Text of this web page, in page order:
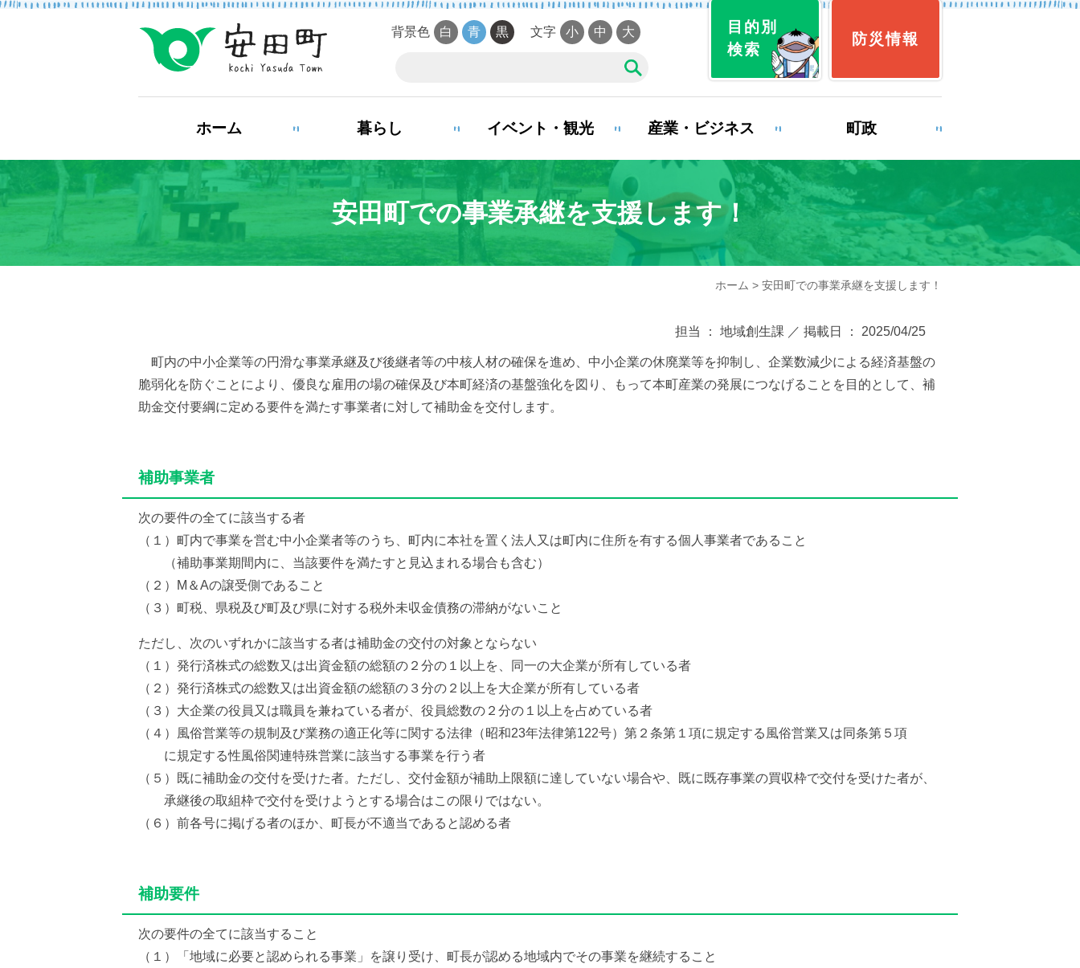
防災情報
目的別
検索
もしもの場合
防災・救急情報 夜間・休日診療案内
ライフステージ
結婚・離婚 妊娠・出産 子育て 学校教育 就職・退職
お悔やみ ゴミ出し
いろいろな検索
コンテンツ
町の概要
観光情報
背景色 白 青 黒 文字 小 中 大
ホーム 暮らし イベント・観光 産業・ビジネス 町政
安田町での事業承継を支援します！
ホーム > 安田町での事業承継を支援します！
担当 ： 地域創生課 ／ 掲載日 ： 2025/04/25
町内の中小企業等の円滑な事業承継及び後継者等の中核人材の確保を進め、中小企業の休廃業等を抑制し、企業数減少による経済基盤の
脆弱化を防ぐことにより、優良な雇用の場の確保及び本町経済の基盤強化を図り、もって本町産業の発展につなげることを目的として、補
助金交付要綱に定める要件を満たす事業者に対して補助金を交付します。
補助事業者
次の要件の全てに該当する者
（１）町内で事業を営む中小企業者等のうち、町内に本社を置く法人又は町内に住所を有する個人事業者であること
（補助事業期間内に、当該要件を満たすと見込まれる場合も含む）
（２）M＆Aの譲受側であること
（３）町税、県税及び町及び県に対する税外未収金債務の滞納がないこと
ただし、次のいずれかに該当する者は補助金の交付の対象とならない
（１）発行済株式の総数又は出資金額の総額の２分の１以上を、同一の大企業が所有している者
（２）発行済株式の総数又は出資金額の総額の３分の２以上を大企業が所有している者
（３）大企業の役員又は職員を兼ねている者が、役員総数の２分の１以上を占めている者
（４）風俗営業等の規制及び業務の適正化等に関する法律（昭和23年法律第122号）第２条第１項に規定する風俗営業又は同条第５項
に規定する性風俗関連特殊営業に該当する事業を行う者
（５）既に補助金の交付を受けた者。ただし、交付金額が補助上限額に達していない場合や、既に既存事業の買収枠で交付を受けた者が、
承継後の取組枠で交付を受けようとする場合はこの限りではない。
（６）前各号に掲げる者のほか、町長が不適当であると認める者
補助要件
次の要件の全てに該当すること
（１）「地域に必要と認められる事業」を譲り受け、町長が認める地域内でその事業を継続すること